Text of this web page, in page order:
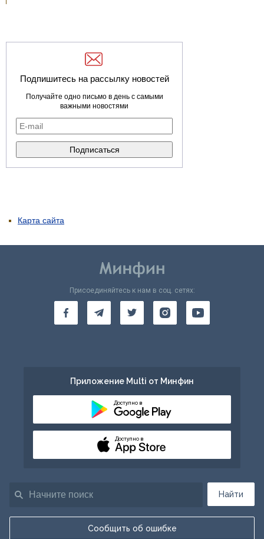
Подпишитесь на рассылку новостей
Получайте одно письмо в день с самыми
важными новостями
Карта сайта
Найти
Сообщить об ошибке
Присоединяйтесь к нам в соц. сетях:
Приложение Multi от Минфин
Доступно в
Доступно в